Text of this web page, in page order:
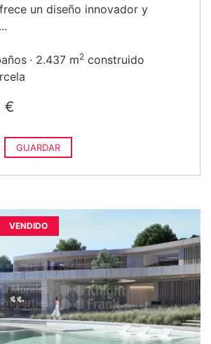
un diseño innovador y
2.437 m2 construido
€
GUARDAR
VENDIDO